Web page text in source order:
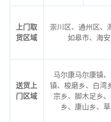
上门取
货区域
崇川区、通州区、
如皋市、海
送货上
门区域
马尔康马尔康镇
镇、梭磨乡、白湾
宗乡、脚木足乡
乡、康山乡、